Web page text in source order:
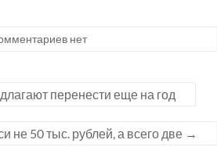
нет
перенести еще на год
не 50 тыс. рублей, а всего две →